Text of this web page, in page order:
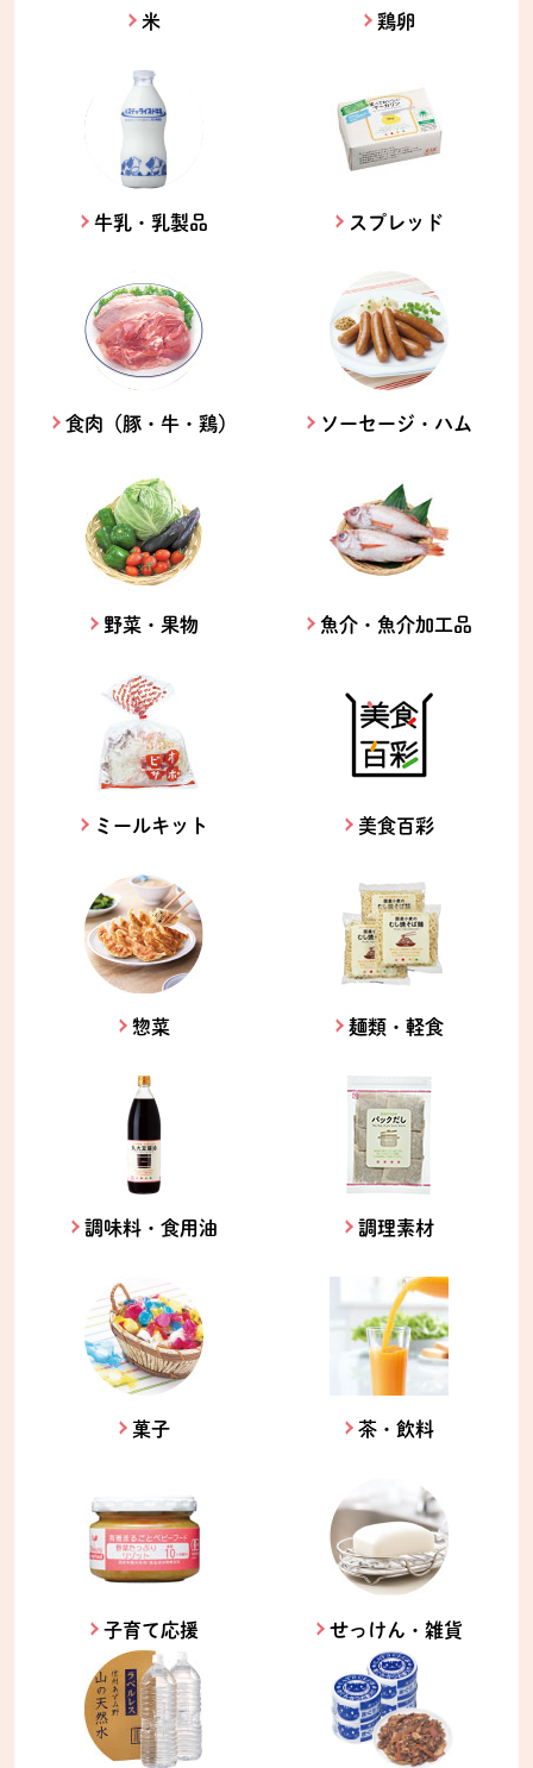
米 鶏卵
牛乳・乳製品 スプレッド
食肉（豚・牛・鶏） ソーセージ・ハム
野菜・果物 魚介・魚介加工品
ミールキット 美食百彩
惣菜 麺類・軽食
調味料・食用油 調理素材
菓子 茶・飲料
子育て応援 せっけん・雑貨